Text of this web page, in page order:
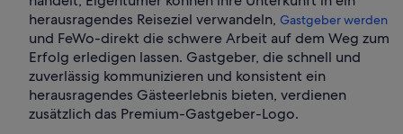
herausragendes Reiseziel verwandeln, Gastgeber werden
und FeWo-direkt die schwere Arbeit auf dem Weg zum
Erfolg erledigen lassen. Gastgeber, die schnell und
zuverlässig kommunizieren und konsistent ein
herausragendes Gästeerlebnis bieten, verdienen
zusätzlich das Premium-Gastgeber-Logo.